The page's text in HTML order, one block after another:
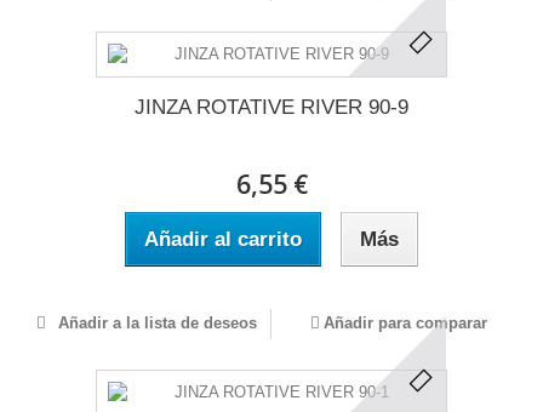
JINZA ROTATIVE RIVER 90-9
6,55 €
Añadir al carrito Más
Añadir a la lista de deseos Añadir para comparar